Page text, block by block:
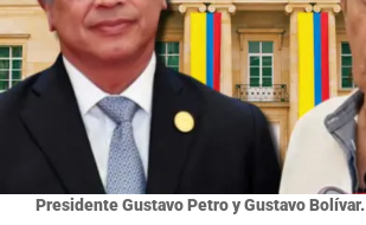
Presidente Gustavo Petro y Gustavo Bolívar.